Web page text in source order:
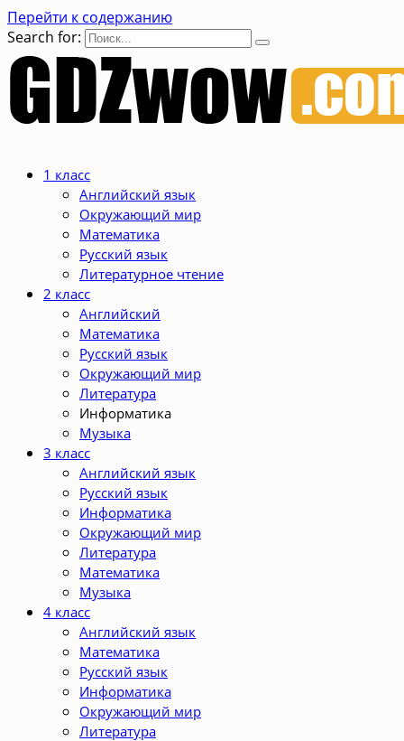
Перейти к содержанию
Search for:
1 класс
Английский язык
Окружающий мир
Математика
Русский язык
Литературное чтение
2 класс
Английский
Математика
Русский язык
Окружающий мир
Литература
Информатика
Музыка
3 класс
Английский язык
Русский язык
Информатика
Окружающий мир
Литература
Математика
Музыка
4 класс
Английский язык
Математика
Русский язык
Информатика
Окружающий мир
Литература